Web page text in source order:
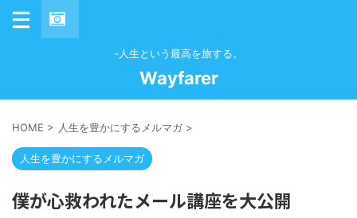
-人生という最高を旅する。
Wayfarer
HOME > 人生を豊かにするメルマガ >
人生を豊かにするメルマガ
僕が心救われたメール講座を大公開